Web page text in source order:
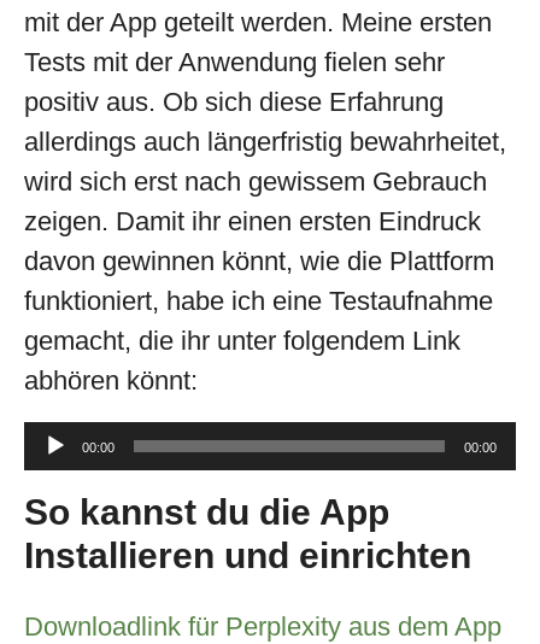
mit der App geteilt werden. Meine ersten
Tests mit der Anwendung fielen sehr
positiv aus. Ob sich diese Erfahrung
allerdings auch längerfristig bewahrheitet,
wird sich erst nach gewissem Gebrauch
zeigen. Damit ihr einen ersten Eindruck
davon gewinnen könnt, wie die Plattform
funktioniert, habe ich eine Testaufnahme
gemacht, die ihr unter folgendem Link
abhören könnt:
Audio-
Player
00:00 00:00
So kannst du die App
Installieren und einrichten
Downloadlink für Perplexity aus dem App